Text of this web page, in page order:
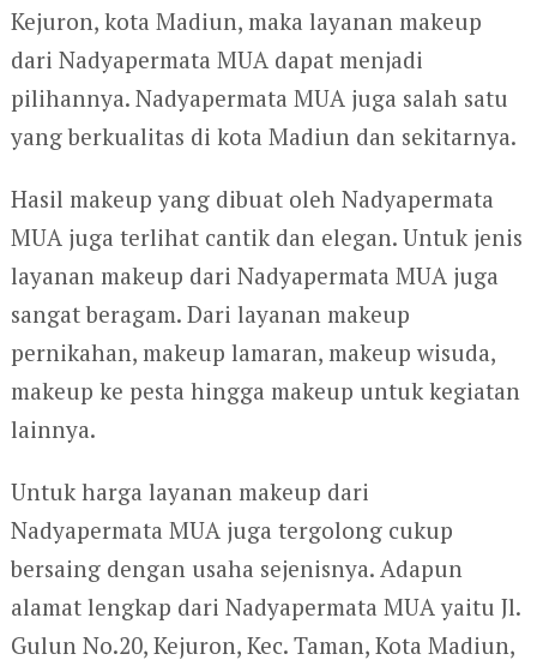
Kejuron, kota Madiun, maka layanan makeup
dari Nadyapermata MUA dapat menjadi
pilihannya. Nadyapermata MUA juga salah satu
yang berkualitas di kota Madiun dan sekitarnya.
Hasil makeup yang dibuat oleh Nadyapermata
MUA juga terlihat cantik dan elegan. Untuk jenis
layanan makeup dari Nadyapermata MUA juga
sangat beragam. Dari layanan makeup
pernikahan, makeup lamaran, makeup wisuda,
makeup ke pesta hingga makeup untuk kegiatan
lainnya.
Untuk harga layanan makeup dari
Nadyapermata MUA juga tergolong cukup
bersaing dengan usaha sejenisnya. Adapun
alamat lengkap dari Nadyapermata MUA yaitu Jl.
Gulun No.20, Kejuron, Kec. Taman, Kota Madiun,